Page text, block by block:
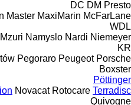
DC DM Presto
Master MaxiMarin McFarLane
WDL
Mzuri Namyslo Nardi Niemeyer
KR
Pegoraro Peugeot Porsche
Boxster
Pöttinger
Novacat Rotocare Terradisc
Quivogne